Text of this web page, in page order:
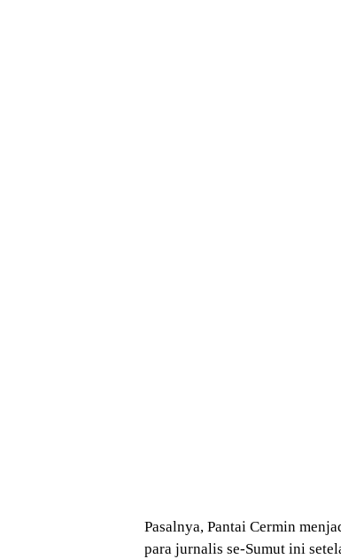
Pasalnya, Pantai Cermin
para jurnalis se-Sumut ini